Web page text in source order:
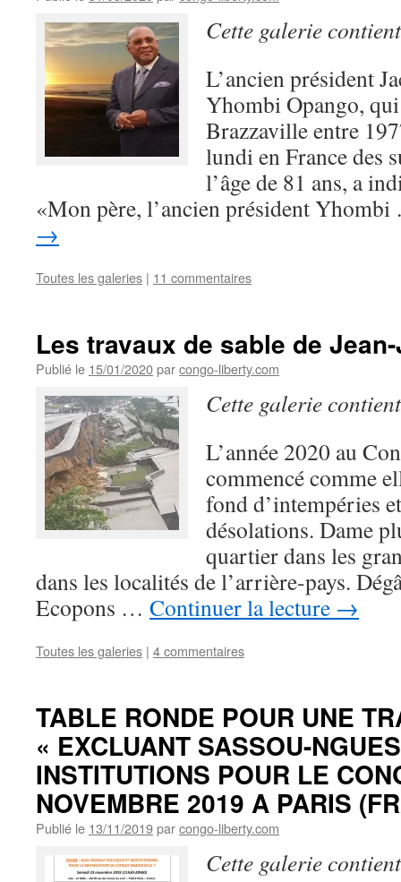
Cette galerie
L’ancien président
Yhombi Opango,
Brazzaville entre
lundi en France des
l’âge de 81 ans, a
«Mon père, l’ancien président
→
Toutes les galeries | 11 commentaires
Les travaux de sable de
Publié le 15/01/2020parcongo-liberty.com
Cette galerie
L’année 2020 au
commencé comme
fond d’intempéries
désolations. Dame
quartier dans les
dans les localités de l’arrière-pays.
Ecopons … Continuer la lecture →
Toutes les galeries | 4 commentaires
TABLE RONDE POUR UNE
« EXCLUANT SASSOU-
INSTITUTIONS POUR LE
NOVEMBRE 2019 A PARIS
Publié le 13/11/2019parcongo-liberty.com
Cette galerie